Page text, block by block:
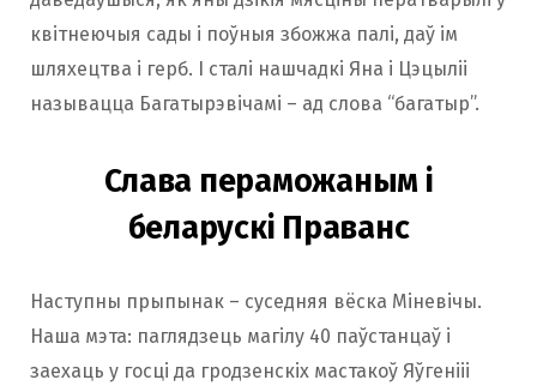
квітнеючыя сады і поўныя збожжа палі, даў ім
шляхецтва і герб. І сталі нашчадкі Яна і Цэцыліі
называцца Багатырэвічамі – ад слова “багатыр”.
Слава пераможаным і
беларускі Праванс
Наступны прыпынак – суседняя вёска Міневічы.
Наша мэта: паглядзець магілу 40 паўстанцаў і
заехаць у госці да гродзенскіх мастакоў Яўгенііі